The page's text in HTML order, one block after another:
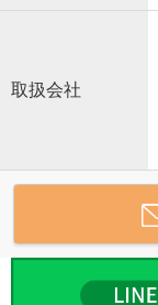
取扱会社